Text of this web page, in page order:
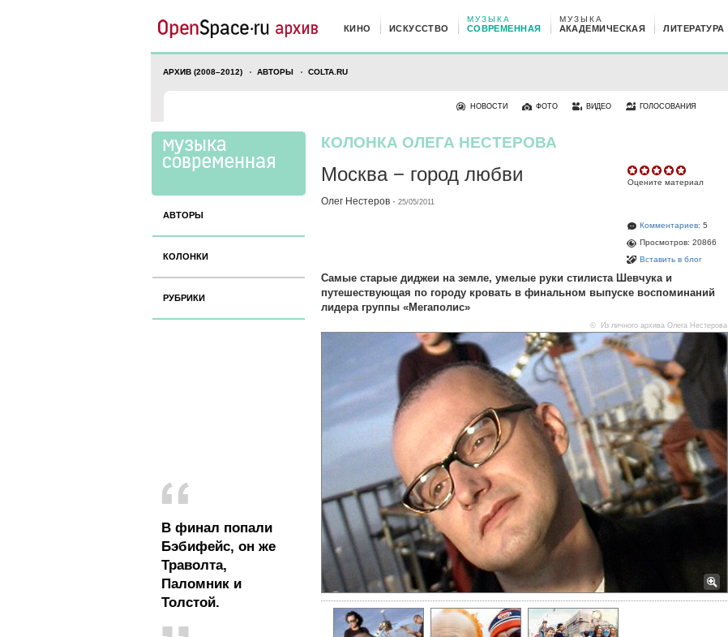
КИНО ИСКУССТВО СОВРЕМЕННАЯ
МУЗЫКА
АКАДЕМИЧЕСКАЯ
МУЗЫКА
ЛИТЕРАТУРА
АРХИВ (2008–2012) АВТОРЫ COLTA.RU
НОВОСТИ ФОТО ВИДЕО ГОЛОСОВАНИЯ
АВТОРЫ
КОЛОНКИ
РУБРИКИ
В финал попали
Бэбифейс, он же
Траволта,
Паломник и
Толстой.
КОЛОНКА ОЛЕГА НЕСТЕРОВА
Оцените материал
Комментариев: 5
Просмотров: 20866
Вставить в блог
Москва − город любви
Олег Нестеров · 25/05/2011
Самые старые диджеи на земле, умелые руки стилиста Шевчука и
путешествующая по городу кровать в финальном выпуске воспоминаний
лидера группы «Мегаполис»
© Из личного архива Олега Нестерова